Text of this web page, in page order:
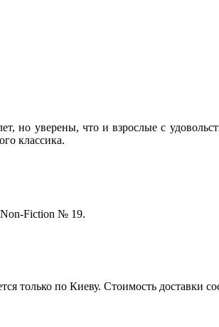
но уверены, что и взрослые с
классика.
Non-Fiction № 19.
только по Киеву. Стоимость доставки